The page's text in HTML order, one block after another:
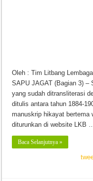
Oleh : Tim Litbang
SAPU JAGAT (Bagian 3) –
yang sudah ditransliterasi
ditulis antara tahun 1884-
manuskrip hikayat bertema
diturunkan di website LKB …
Baca Selanjutnya »